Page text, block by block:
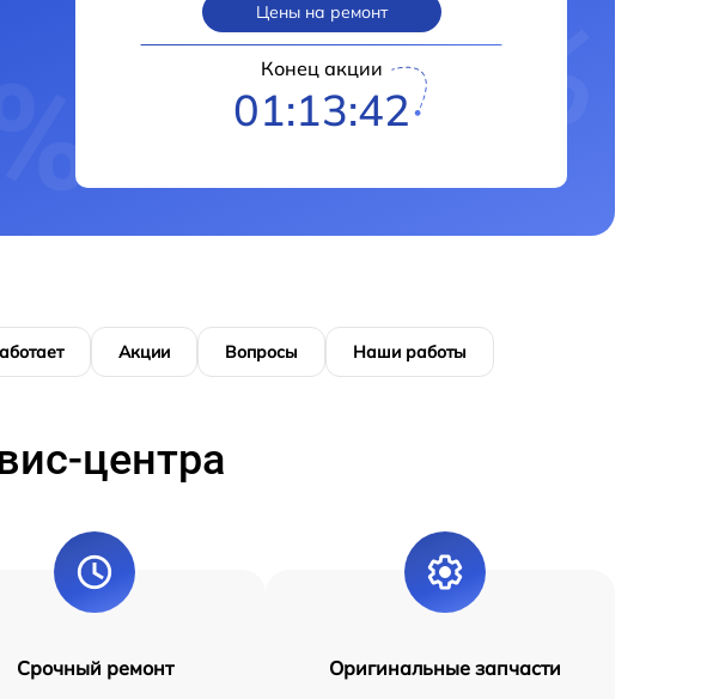
Цены на ремонт
Конец акции
01:13:41
Акции Вопросы Наши работы
центра
Срочный ремонт Оригинальные запчасти